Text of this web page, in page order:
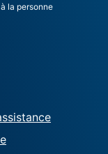
la personne